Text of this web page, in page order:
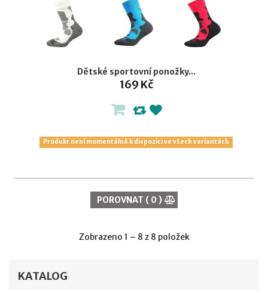
Dětské sportovní ponožky...
169 Kč
Produkt není momentálně k dispozici ve všech variantách
POROVNAT ( 0)
Zobrazeno 1 – 8 z 8 položek
KATALOG